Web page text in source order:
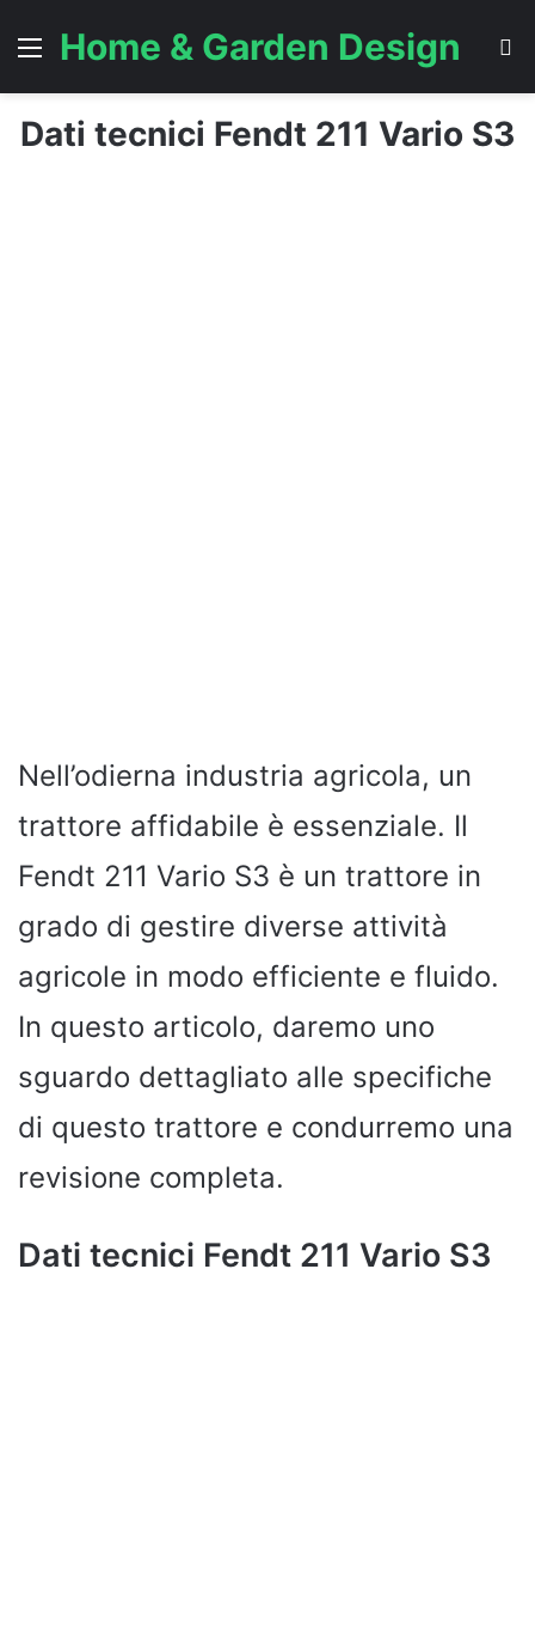
Menu
Home & Garden Design
Dati tecnici Fendt 211 Vario S3
Nell’odierna industria agricola, un
trattore affidabile è essenziale. Il
Fendt 211 Vario S3 è un trattore in
grado di gestire diverse attività
agricole in modo efficiente e fluido.
In questo articolo, daremo uno
sguardo dettagliato alle specifiche
di questo trattore e condurremo una
revisione completa.
Dati tecnici Fendt 211 Vario S3